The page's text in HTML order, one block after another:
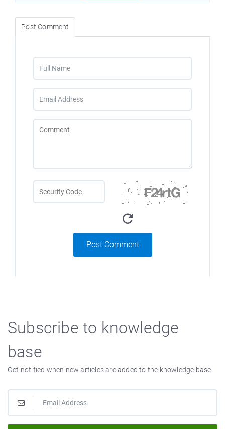
Post Comment
Post Comment
Subscribe to knowledge
base
Get notified when new articles are added to the knowledge base.